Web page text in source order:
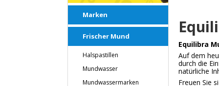
Marken
Frischer Mund
Halspastillen
Mundwasser
Mundwassermarken
Equilibra
Auf dem
durch die
natürliche
Freuen Sie